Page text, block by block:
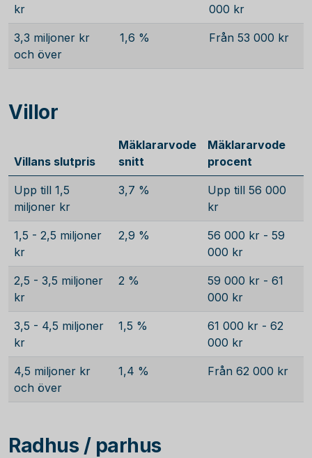
kr
000 kr
3,3 miljoner kr
och över
1,6 % Från 53 000 kr
Villor
Villans slutpris
Mäklararvode
snitt
Mäklararvode
procent
Upp till 1,5
miljoner kr
3,7 %
Upp till 56 000
kr
1,5 - 2,5 miljoner
kr
2,9 %
56 000 kr - 59
000 kr
2,5 - 3,5 miljoner
kr
2 %
59 000 kr - 61
000 kr
3,5 - 4,5 miljoner
kr
1,5 %
61 000 kr - 62
000 kr
4,5 miljoner kr
och över
1,4 % Från 62 000 kr
Radhus / parhus